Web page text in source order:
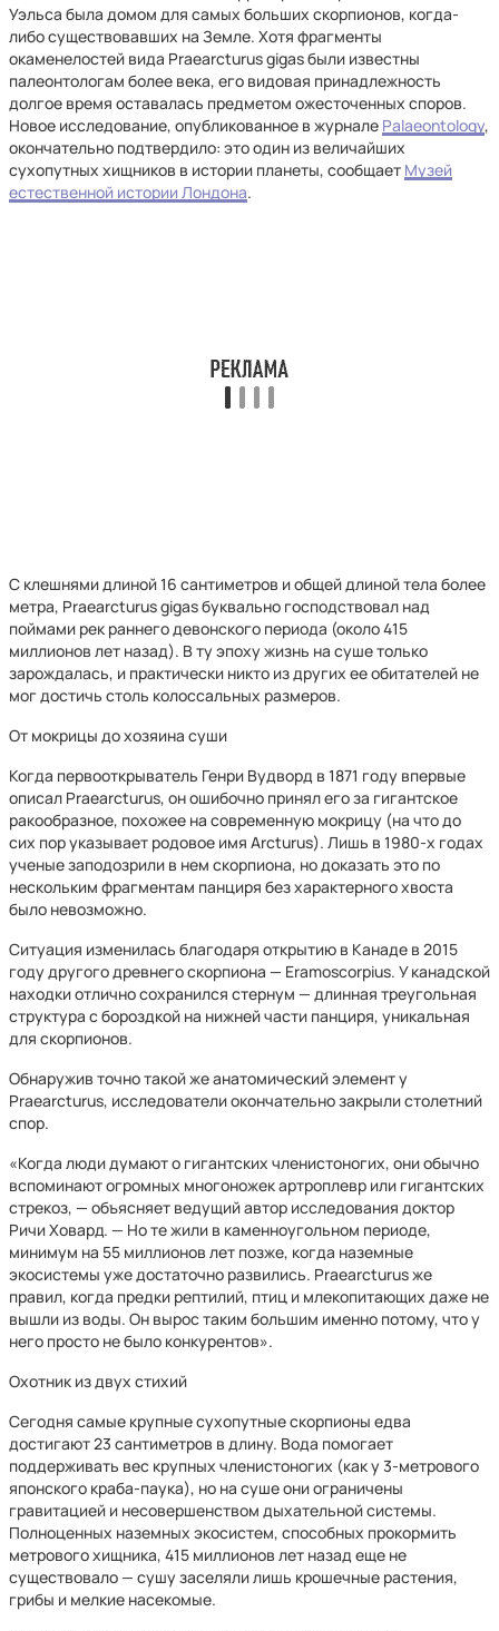
Уэльса была домом для самых больших скорпионов, когда-
либо существовавших на Земле. Хотя фрагменты
окаменелостей вида Praearcturus gigas были известны
палеонтологам более века, его видовая принадлежность
долгое время оставалась предметом ожесточенных споров.
Новое исследование, опубликованное в журнале Palaeontology,
окончательно подтвердило: это один из величайших
сухопутных хищников в истории планеты, сообщает Музей
естественной истории Лондона.
С клешнями длиной 16 сантиметров и общей длиной тела более
метра, Praearcturus gigas буквально господствовал над
поймами рек раннего девонского периода (около 415
миллионов лет назад). В ту эпоху жизнь на суше только
зарождалась, и практически никто из других ее обитателей не
мог достичь столь колоссальных размеров.
От мокрицы до хозяина суши
Когда первооткрыватель Генри Вудворд в 1871 году впервые
описал Praearcturus, он ошибочно принял его за гигантское
ракообразное, похожее на современную мокрицу (на что до
сих пор указывает родовое имя Arcturus). Лишь в 1980-х годах
ученые заподозрили в нем скорпиона, но доказать это по
нескольким фрагментам панциря без характерного хвоста
было невозможно.
Ситуация изменилась благодаря открытию в Канаде в 2015
году другого древнего скорпиона — Eramoscorpius. У канадской
находки отлично сохранился стернум — длинная треугольная
структура с бороздкой на нижней части панциря, уникальная
для скорпионов.
Обнаружив точно такой же анатомический элемент у
Praearcturus, исследователи окончательно закрыли столетний
спор.
«Когда люди думают о гигантских членистоногих, они обычно
вспоминают огромных многоножек артроплевр или гигантских
стрекоз, — объясняет ведущий автор исследования доктор
Ричи Ховард. — Но те жили в каменноугольном периоде,
минимум на 55 миллионов лет позже, когда наземные
экосистемы уже достаточно развились. Praearcturus же
правил, когда предки рептилий, птиц и млекопитающих даже не
вышли из воды. Он вырос таким большим именно потому, что у
него просто не было конкурентов».
Охотник из двух стихий
Сегодня самые крупные сухопутные скорпионы едва
достигают 23 сантиметров в длину. Вода помогает
поддерживать вес крупных членистоногих (как у 3-метрового
японского краба-паука), но на суше они ограничены
гравитацией и несовершенством дыхательной системы.
Полноценных наземных экосистем, способных прокормить
метрового хищника, 415 миллионов лет назад еще не
существовало — сушу заселяли лишь крошечные растения,
грибы и мелкие насекомые.